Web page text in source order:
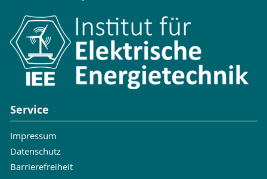
Service
Impressum
Datenschutz
Barrierefreiheit